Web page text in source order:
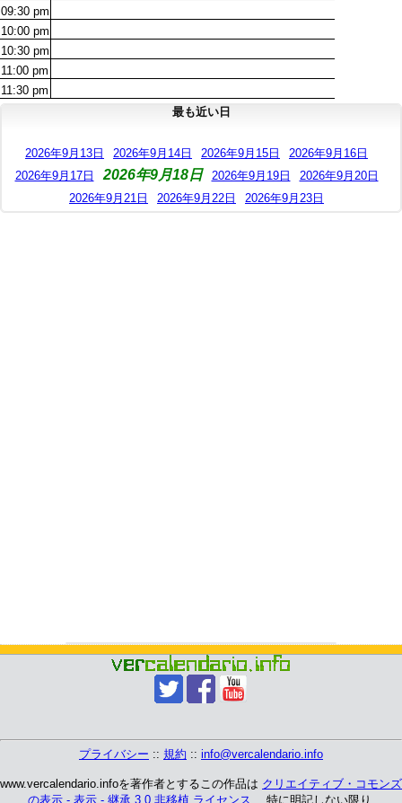
09:30 pm
10:00 pm
10:30 pm
11:00 pm
11:30 pm
最も近い日
2026年9月13日 2026年9月14日 2026年9月15日
2026年9月16日
2026年9月17日
2026年9月18日 2026年9月19日
2026年9月20日
2026年9月21日
2026年9月22日 2026年9月23日
プライバシー :: 規約 :: info@vercalendario.info
www.vercalendario.infoを著作者とするこの作品は クリエイティブ・コモンズ
の表示 - 表示 - 継承 3.0 非移植 ライセンス 、 特に明記しない限り.